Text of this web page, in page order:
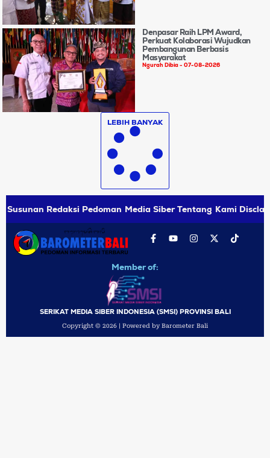
Denpasar Raih LPM Award,
Perkuat Kolaborasi Wujudkan
Pembangunan Berbasis
Masyarakat
Ngurah Dibia 07-08-2026
LEBIH BANYAK
Susunan Redaksi Pedoman Media Siber Tentang Kami
Member of:
SERIKAT MEDIA SIBER INDONESIA (SMSI) PROVINSI BALI
Copyright © 2026 | Powered by Barometer Bali